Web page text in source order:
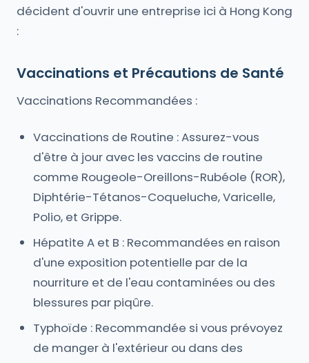
décident d'ouvrir une entreprise ici à Hong Kong
:
Vaccinations et Précautions de Santé
Vaccinations Recommandées :
Vaccinations de Routine : Assurez-vous
d'être à jour avec les vaccins de routine
comme Rougeole-Oreillons-Rubéole (ROR),
Diphtérie-Tétanos-Coqueluche, Varicelle,
Polio, et Grippe.
Hépatite A et B : Recommandées en raison
d'une exposition potentielle par de la
nourriture et de l'eau contaminées ou des
blessures par piqûre.
Typhoïde : Recommandée si vous prévoyez
de manger à l'extérieur ou dans des